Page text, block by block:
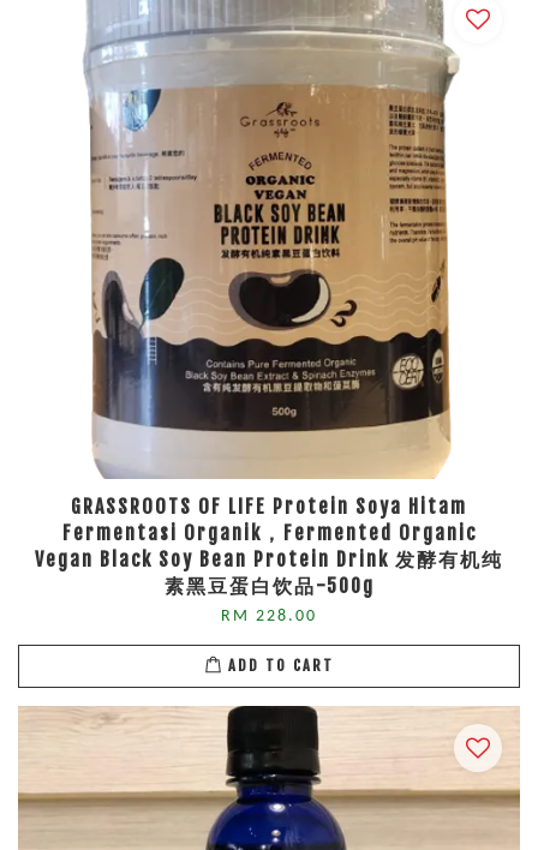
GRASSROOTS OF LIFE Protein Soya Hitam
Fermentasi Organik，Fermented Organic
Vegan Black Soy Bean Protein Drink 发酵有机纯
素黑豆蛋白饮品-500g
RM 228.00
ADD TO CART